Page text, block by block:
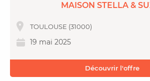
MAISON STELLA &
TOULOUSE (31000)
19 mai 2025
Découvrir l'offre